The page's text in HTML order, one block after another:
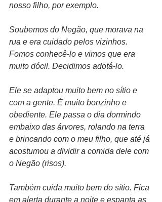
nosso filho, por exemplo.
Soubemos do Negão, que morava na
rua e era cuidado pelos vizinhos.
Fomos conhecê-lo e vimos que era
muito dócil. Decidimos adotá-lo.
Ele se adaptou muito bem no sítio e
com a gente. É muito bonzinho e
obediente. Ele passa o dia dormindo
embaixo das árvores, rolando na terra
e brincando com o meu filho, que até já
acostumou a dividir a comida dele com
o Negão (risos).
Também cuida muito bem do sítio. Fica
em alerta durante a noite e espanta as